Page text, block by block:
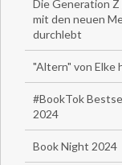
Die Generation
mit den neuen
durchlebt
"Altern" von Elke
#BookTok
2024
Book Night 2024